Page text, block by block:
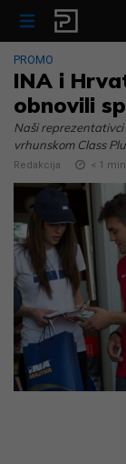
Skip to content
PROMO
INA i
obnovili
Naši
vrhunskom Class
Redakcija < 1 min